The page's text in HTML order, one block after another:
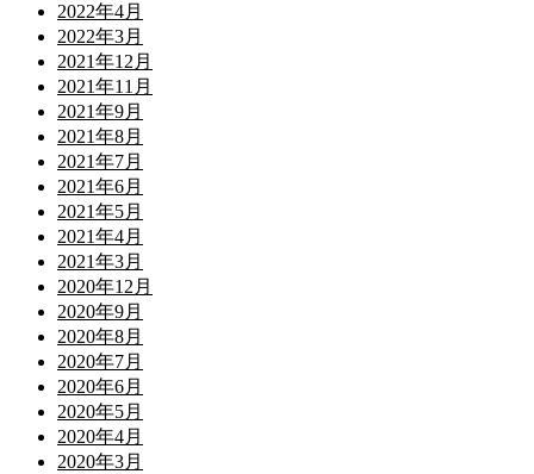
2022年4月
2022年3月
2021年12月
2021年11月
2021年9月
2021年8月
2021年7月
2021年6月
2021年5月
2021年4月
2021年3月
2020年12月
2020年9月
2020年8月
2020年7月
2020年6月
2020年5月
2020年4月
2020年3月